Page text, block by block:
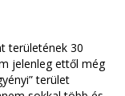
területének 30
jelenleg ettől még
terület